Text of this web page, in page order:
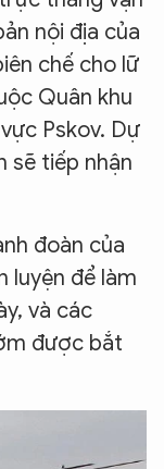
nội địa của
chế cho lữ
Quân khu
Pskov. Dự
sẽ tiếp nhận
đoàn của
luyện để làm
và các
được bắt